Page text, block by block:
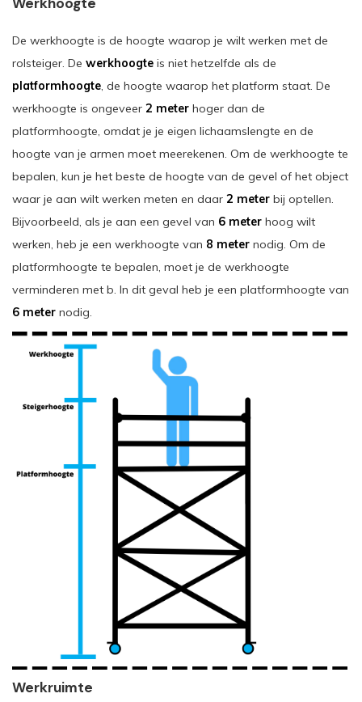
De werkhoogte is de hoogte waarop je wilt werken met de
rolsteiger. De werkhoogte is niet hetzelfde als de
platformhoogte, de hoogte waarop het platform staat. De
werkhoogte is ongeveer 2 meter hoger dan de
platformhoogte, omdat je je eigen lichaamslengte en de
hoogte van je armen moet meerekenen. Om de werkhoogte te
bepalen, kun je het beste de hoogte van de gevel of het object
waar je aan wilt werken meten en daar 2 meter bij optellen.
Bijvoorbeeld, als je aan een gevel van 6 meter hoog wilt
werken, heb je een werkhoogte van 8 meter nodig. Om de
platformhoogte te bepalen, moet je de werkhoogte
verminderen met b. In dit geval heb je een platformhoogte van
6 meter nodig.
Werkruimte